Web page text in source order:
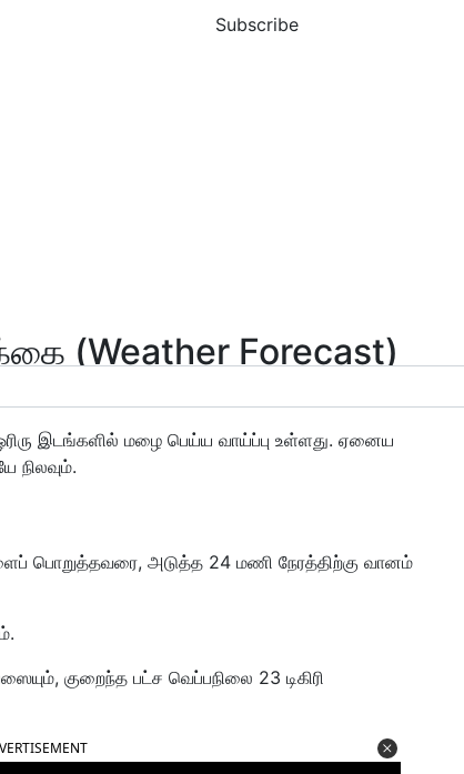
Subscribe
(Weather Forecast)
இடங்களில் மழை பெய்ய வாய்ப்பு உள்ளது. ஏனைய
நிலவும்.
பொறுத்தவரை, அடுத்த 24 மணி நேரத்திற்கு வானம்
குறைந்த பட்ச வெப்பநிலை 23 டிகிரி